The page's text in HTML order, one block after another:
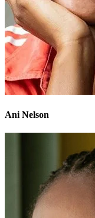
Ani Nelson